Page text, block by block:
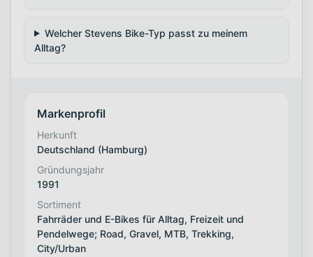
Welcher Stevens Bike-Typ passt zu meinem
Alltag?
Markenprofil
Herkunft
Deutschland (Hamburg)
Gründungsjahr
1991
Sortiment
Fahrräder und E-Bikes für Alltag, Freizeit und
Pendelwege; Road, Gravel, MTB, Trekking,
City/Urban